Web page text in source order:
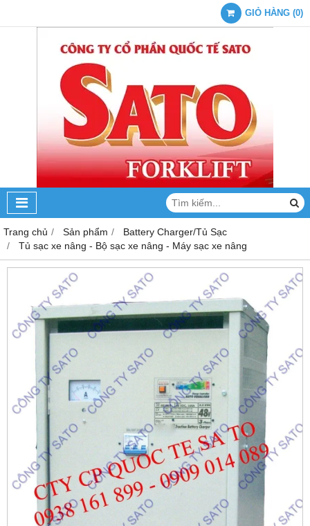
GIỎ HÀNG (0)
Trang chủ Sản phẩm
Battery Charger/Tủ Sạc
Tủ sạc xe nâng - Bộ sạc xe nâng - Máy sạc xe nâng